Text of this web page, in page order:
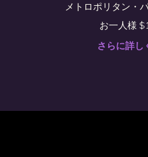
メトロポリタン・
お一人様
さらに詳し